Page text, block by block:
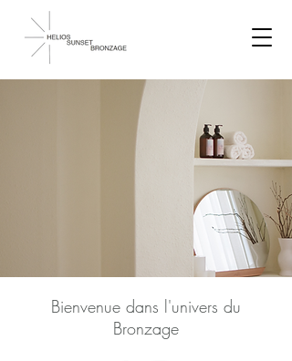
Bienvenue dans l'univers du
Bronzage